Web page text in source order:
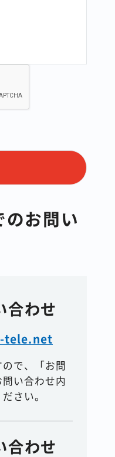
足や不備が
いた上で、
げます。
をご提供で
、訂正・追
び苦情な
わせくだ
個人情報相
211-1328
のお問い
合わせ
tele.net
で、
「お問
い合わせ内
さい。
合わせ